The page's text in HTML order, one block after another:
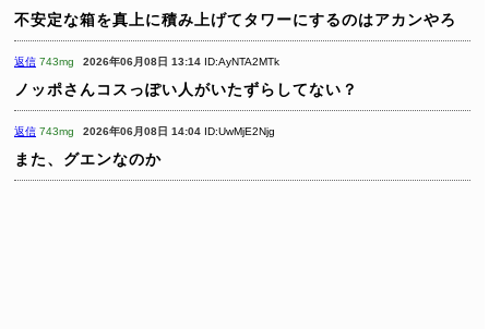
不安定な箱を真上に積み上げてタワーにするのはアカンやろ
返信 743mg 2026年06月08日 13:14 ID:AyNTA2MTk
ノッポさんコスっぽい人がいたずらしてない？
返信 743mg 2026年06月08日 14:04 ID:UwMjE2Njg
また、グエンなのか